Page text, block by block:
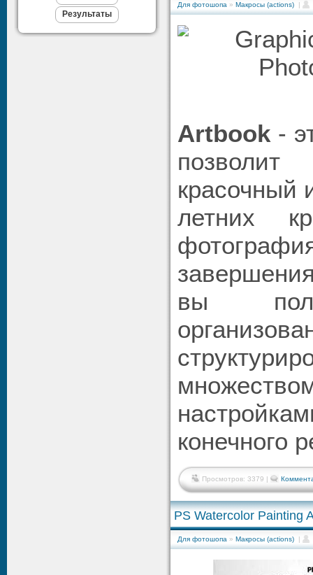
Для фотошопа » Макросы (actions) |
Artbook -
красочный
летних
вы
конечного
Просмотров: 3379 |
PS Watercolor Painting
Для фотошопа » Макросы (actions) |